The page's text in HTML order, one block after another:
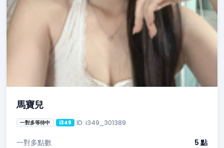
馬寶兒
一對多等待中 i349 ID: i349_301389
一對多點數
5 點